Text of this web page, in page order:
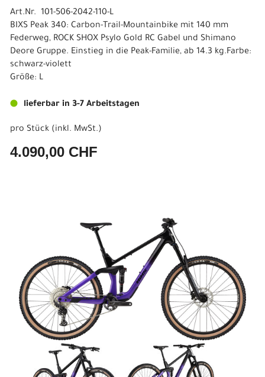
Art.Nr. 101-506-2042-110-L
BIXS Peak 340: Carbon-Trail-Mountainbike mit 140 mm
Federweg, ROCK SHOX Psylo Gold RC Gabel und Shimano
Deore Gruppe. Einstieg in die Peak-Familie, ab 14.3 kg.Farbe:
schwarz-violett
Größe: L
lieferbar in 3-7 Arbeitstagen
pro Stück (inkl. MwSt.)
4.090,00 CHF